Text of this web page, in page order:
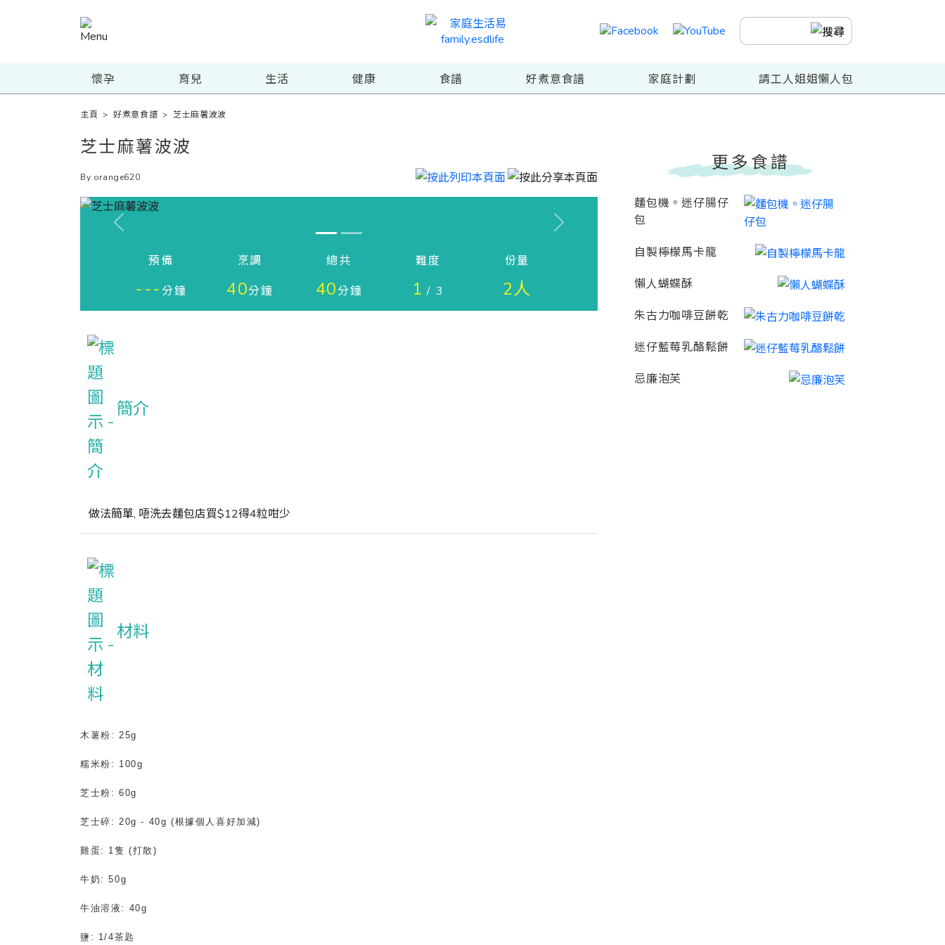
懷孕 育兒 生活 健康 食譜 好煮意食譜 家庭計劃 請工人姐姐懶人包
主頁 >好煮意食譜 >芝士麻薯波波
芝士麻薯波波
By orange620
Previous Next
預備
---分鐘
烹調
40分鐘
總共
40分鐘
難度
1 / 3
份量
2人
簡介
做法簡單, 唔洗去麵包店買$12得4粒咁少
材料
木薯粉 : 25g
糯米粉 : 100g
芝士粉 : 60g
芝士碎 : 20g - 40g (根據個人喜好加減)
雞蛋 : 1隻 (打散)
牛奶 : 50g
牛油溶液 : 40g
鹽 : 1/4茶匙
更多食譜
麵包機。迷仔腸仔
包
自製檸檬馬卡龍
懶人蝴蝶酥
朱古力咖啡豆餅乾
迷仔藍莓乳酪鬆餅
忌廉泡芙